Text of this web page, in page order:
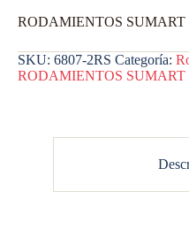
RODAMIENTOS SUMART
SKU: 6807-2RS Categoría:
RODAMIENTOS SUMART